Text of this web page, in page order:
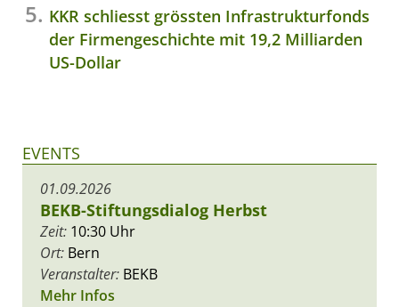
KKR schliesst grössten Infrastrukturfonds
der Firmengeschichte mit 19,2 Milliarden
US-Dollar
EVENTS
01.09.2026
BEKB-Stiftungsdialog Herbst
Zeit: 10:30 Uhr
Ort: Bern
Veranstalter: BEKB
Mehr Infos